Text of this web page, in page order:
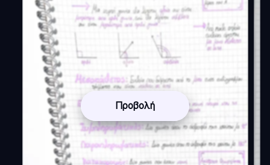
Προβολή